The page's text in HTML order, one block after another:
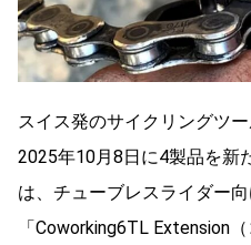
スイス発のサイクリングツ
2025年10月8日に4製品を新
は、チューブレスライダー
「Coworking6TL Extension